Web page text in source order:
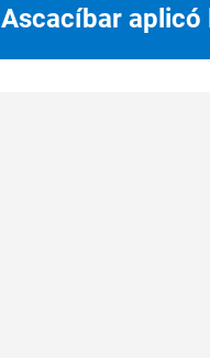
Ascacíbar aplicó